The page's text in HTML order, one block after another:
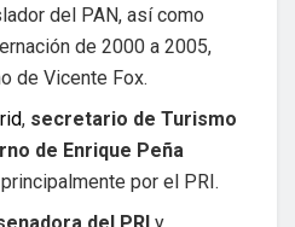
del PAN, así como
de 2000 a 2005,
de Vicente Fox.
, secretario de Turismo
de Enrique Peña
por el PRI.
del PRIy